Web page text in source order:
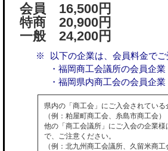
会員 16,500円
特商 20,900円
一般 24,200円
以下の企業は、会員料金でご
・福岡商工会議所の会員企業
・福岡県内商工会の会員企業
県内の「商工会」にご入会されている
（例：粕屋町商工会、糸島市商工会）
他の「商工会議所」にご入会の企業
で、ご注意ください。
（例：北九州商工会議所、久留米商工